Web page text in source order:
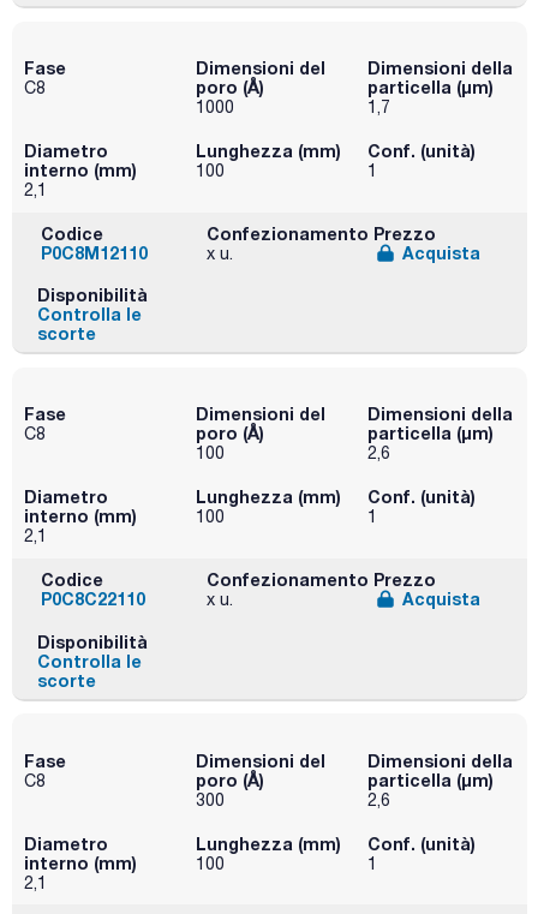
Fase
C8
Dimensioni del
poro (Å)
1000
Dimensioni della
particella (μm)
1,7
Diametro
interno (mm)
2,1
Lunghezza (mm)
100
Conf. (unità)
1
Codice
P0C8M12110
Confezionamento
x u.
Prezzo
Acquista
Disponibilità
Controlla le
scorte
Fase
C8
Dimensioni del
poro (Å)
100
Dimensioni della
particella (μm)
2,6
Diametro
interno (mm)
2,1
Lunghezza (mm)
100
Conf. (unità)
1
Codice
P0C8C22110
Confezionamento
x u.
Prezzo
Acquista
Disponibilità
Controlla le
scorte
Fase
C8
Dimensioni del
poro (Å)
300
Dimensioni della
particella (μm)
2,6
Diametro
interno (mm)
2,1
Lunghezza (mm)
100
Conf. (unità)
1